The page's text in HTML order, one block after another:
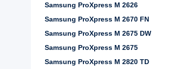
Samsung ProXpress M 2626
Samsung ProXpress M 2670 FN
Samsung ProXpress M 2675 DW
Samsung ProXpress M 2675
Samsung ProXpress M 2820 TD